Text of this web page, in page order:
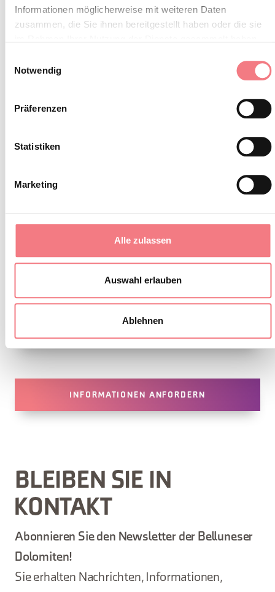
Informationen möglicherweise mit weiteren Daten
zusammen, die Sie ihnen bereitgestellt haben oder die sie
Notwendig
Präferenzen
Statistiken
Marketing
Alle zulassen
Auswahl erlauben
Ablehnen
sich ein Holzaltar und ein Gemälde
ersten Hälfte des 17. Jahrhunderts in
Feltre lebte.
INFORMATIONEN ANFORDERN
BLEIBEN SIE IN
KONTAKT
Abonnieren Sie den Newsletter der Belluneser
Dolomiten!
Sie erhalten Nachrichten, Informationen,